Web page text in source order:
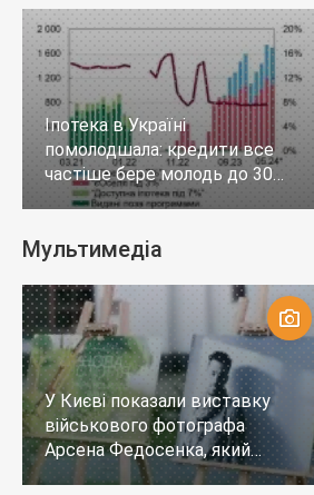
Іпотека в Україні
помолодшала: кредити все
частіше бере молодь до 30
років
Мультимедіа
У Києві показали виставку
військового фотографа
Арсена Федосенка, який
загинув на війні